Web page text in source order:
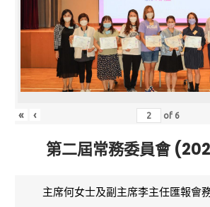
« ‹ of 6
第二屆常務委員會
主席何女士及副主席李主任匯報會